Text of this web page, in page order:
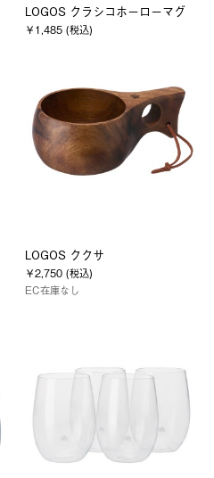
LOGOS クラシコホーローマグ
￥1,485 (税込)
LOGOS ククサ
￥2,750 (税込)
EC在庫なし